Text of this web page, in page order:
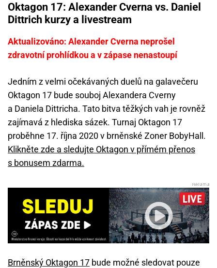
Oktagon 17: Alexander Cverna vs. Daniel
Dittrich kurzy a livestream
Aktualizováno: Alexander Cverna neprošel
zdravotní prohlídkou a v zápase nenastoupí
Jedním z velmi očekávaných duelů na galavečeru
Oktagon 17 bude souboj Alexandera Cverny
a Daniela Dittricha. Tato bitva těžkých vah je rovněž
zajímavá z hlediska sázek. Turnaj Oktagon 17
proběhne 17. října 2020 v brněnské Zoner BobyHall.
Klikněte zde a sledujte Oktagon v přímém přenos
s bonusem zdarma.
Brněnský Oktagon 17 bude možné sledovat pouze